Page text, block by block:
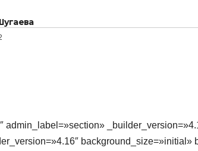
admin_label=»section»
background_size=»initial»